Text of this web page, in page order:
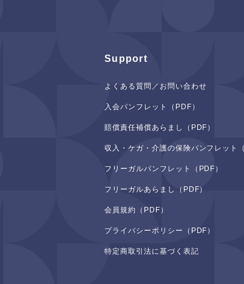
Support
よくある質問／お問い合わせ
入会パンフレット（PDF）
賠償責任補償あらまし（PDF）
収入・ケガ・介護の保険パンフレット
フリーガルパンフレット（PDF）
フリーガルあらまし（PDF）
会員規約（PDF）
プライバシーポリシー（PDF）
特定商取引法に基づく表記